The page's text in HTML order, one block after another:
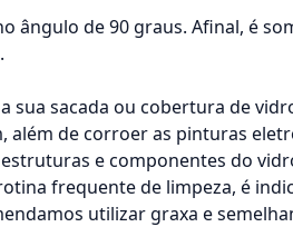
ângulo de 90 graus. Afinal, é
sua sacada ou cobertura de
além de corroer as pinturas
e componentes do
frequente de limpeza, é
utilizar graxa e